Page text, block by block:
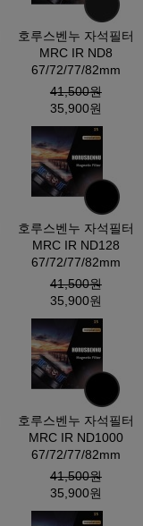
호루스벤누 자석필터
MRC IR ND8
67/72/77/82mm
41,500원
35,900원
호루스벤누 자석필터
MRC IR ND128
67/72/77/82mm
41,500원
35,900원
호루스벤누 자석필터
MRC IR ND1000
67/72/77/82mm
41,500원
35,900원